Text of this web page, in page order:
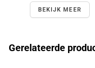
BEKIJK MEER
Gerelateerde